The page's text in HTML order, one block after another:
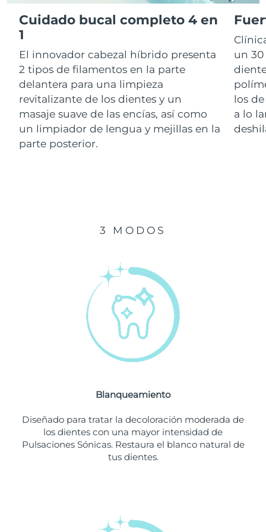
Cuidado bucal completo 4 en
1
El innovador cabezal híbrido presenta
2 tipos de filamentos en la parte
delantera para una limpieza
revitalizante de los dientes y un
masaje suave de las encías, así como
un limpiador de lengua y mejillas en la
parte posterior.
un
los
a lo
3 MODOS
Blanqueamiento
Diseñado para tratar la decoloración moderada de
los dientes con una mayor intensidad de
Pulsaciones Sónicas. Restaura el blanco natural de
tus dientes.
RAE de Macao
(China)
Malasia Entrega prevista 8/12/26
Malta Entrega prevista 8/9/26
México Entrega prevista 8/13/26
Mónaco
Entrega prevista
Entrega prevista
Entrega prevista
Entrega prevista
Reunión Entrega prevista8/14/26
Entrega prevista